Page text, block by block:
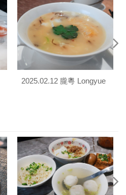
2025.02.12 朧粵 Longyue